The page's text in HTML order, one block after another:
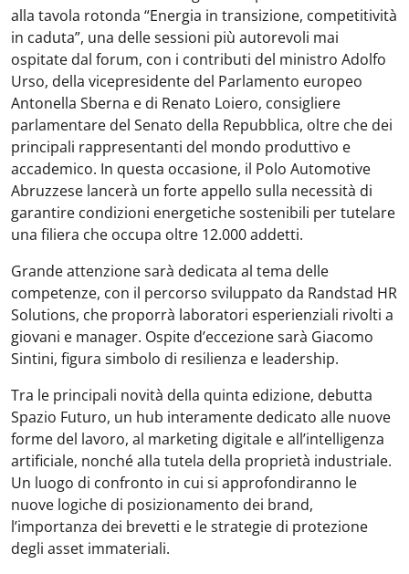
alla tavola rotonda “Energia in transizione, competitività
in caduta”, una delle sessioni più autorevoli mai
ospitate dal forum, con i contributi del ministro Adolfo
Urso, della vicepresidente del Parlamento europeo
Antonella Sberna e di Renato Loiero, consigliere
parlamentare del Senato della Repubblica, oltre che dei
principali rappresentanti del mondo produttivo e
accademico. In questa occasione, il Polo Automotive
Abruzzese lancerà un forte appello sulla necessità di
garantire condizioni energetiche sostenibili per tutelare
una filiera che occupa oltre 12.000 addetti.
Grande attenzione sarà dedicata al tema delle
competenze, con il percorso sviluppato da Randstad HR
Solutions, che proporrà laboratori esperienziali rivolti a
giovani e manager. Ospite d’eccezione sarà Giacomo
Sintini, figura simbolo di resilienza e leadership.
Tra le principali novità della quinta edizione, debutta
Spazio Futuro, un hub interamente dedicato alle nuove
forme del lavoro, al marketing digitale e all’intelligenza
artificiale, nonché alla tutela della proprietà industriale.
Un luogo di confronto in cui si approfondiranno le
nuove logiche di posizionamento dei brand,
l’importanza dei brevetti e le strategie di protezione
degli asset immateriali.